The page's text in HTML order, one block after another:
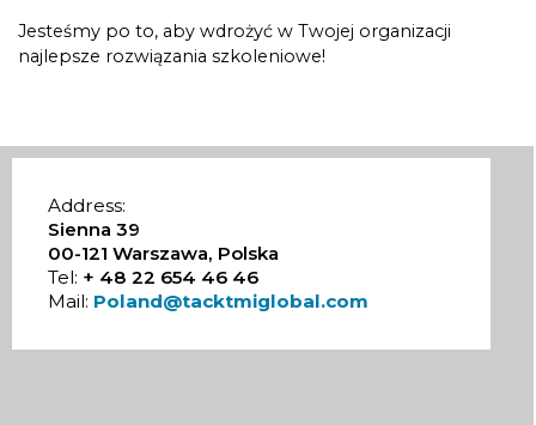
Jesteśmy po to, aby wdrożyć w Twojej organizacji
najlepsze rozwiązania szkoleniowe!
Address:
Sienna 39
00-121 Warszawa, Polska
Tel: + 48 22 654 46 46
Mail: Poland@tacktmiglobal.com